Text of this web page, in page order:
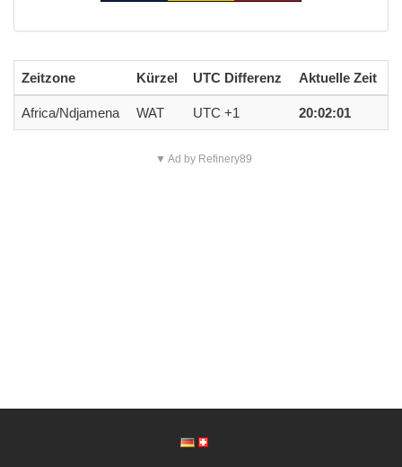
Zeitzone Kürzel UTC Differenz Aktuelle Zeit
Africa/Ndjamena WAT UTC +1 20:02:01
▼ Ad by Refinery89